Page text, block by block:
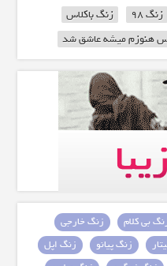
زنگ 98
زنگ باکلاس
هنوزم میشه عاشق شد
بی کلام
زنگ خارجی
زنگ پیانو
زنگ اپل